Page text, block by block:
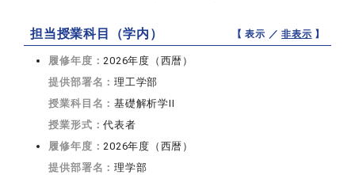
担当授業科目（学内） 【 表示 ／非表示 】
履修年度：2026年度（西暦）
提供部署名：理工学部
授業科目名：基礎解析学II
授業形式：代表者
履修年度：2026年度（西暦）
提供部署名：理学部